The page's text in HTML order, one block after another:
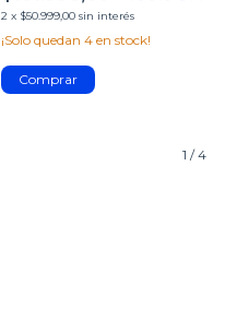
2 x $50.999,00 sin interés
¡Solo quedan 4 en stock!
1 /4